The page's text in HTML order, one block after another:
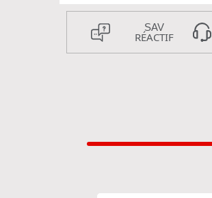
SAV
RÉACTIF